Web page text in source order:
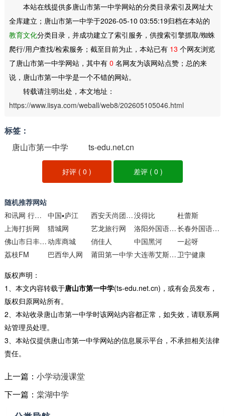
本站在线提供多唐山市第一中学网站的分类目录索引及网址大
全库建立；唐山市第一中学于2026-05-10 03:55:19归档在本站的
教育文化分类目录，并成功建立了索引服务，供搜索引擎抓取/蜘蛛
爬行/用户查找/检索服务；截至目前为止，本站已有 13 个网友浏览
了唐山市第一中学网站，其中有 0 名网友为该网站点赞；总的来
说，唐山市第一中学是一个不错的网站。
转载请注明出处，本文地址：
https://www.iisya.com/weball/web8/202605105046.html
标签：
唐山市第一中学
ts-edu.net.cn
好评 (0 ) 差评 ( 0 )
随机推荐网站
和讯网 行情中心
中国▪庐江 西安天尚团建网没得比
杜蕾斯
上海打折网
猎城网 艺龙旅行网 洛阳外国语学校
长春外国语学校
佛山市日丰企业有限公司官网动库商城 俏佳人 中国黑河
一起呀
荔枝FM
巴西华人网 莆田第一中学 大连蒂艾斯科技发展 卫宁健康
版权声明：
1、本文内容转载于唐山市第一中学(ts-edu.net.cn)，或有会员发布，
版权归原网站所有。
2、本站收录唐山市第一中学时该网站内容都正常，如失效，请联系网
站管理员处理。
3、本站仅提供唐山市第一中学网站的信息展示平台，不承担相关法律
责任。
上一篇： 小学动漫课堂
下一篇： 棠湖中学